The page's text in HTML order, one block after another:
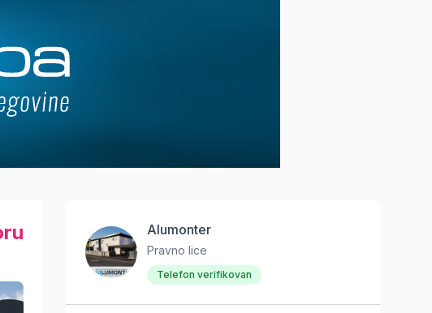
Alumonter
Pravno lice
Telefon verifikovan